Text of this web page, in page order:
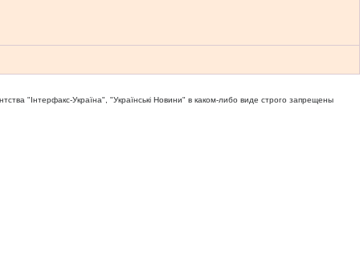
"Iнтерфакс-Україна", "Українськi Новини" в каком-либо виде строго запрещены